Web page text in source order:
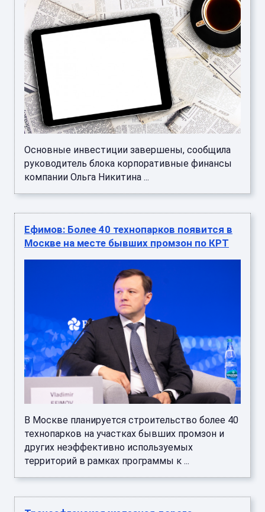
Основные инвестиции завершены, сообщила
руководитель блока корпоративные финансы
компании Ольга Никитина ...
Ефимов: Более 40 технопарков появится в
Москве на месте бывших промзон по КРТ
В Москве планируется строительство более 40
технопарков на участках бывших промзон и
других неэффективно используемых
территорий в рамках программы к ...